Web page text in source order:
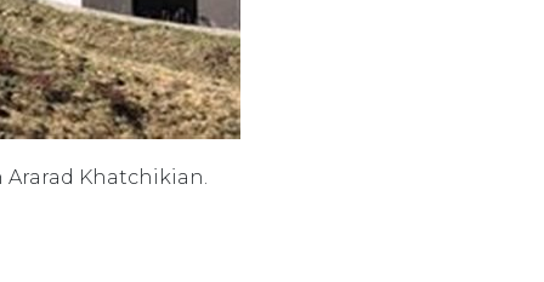
Khatchikian.